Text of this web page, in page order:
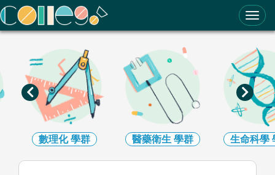
ColleGo! 大學選才與高中育才輔助系統
數理化學群 醫藥衛生 學群 生命科學